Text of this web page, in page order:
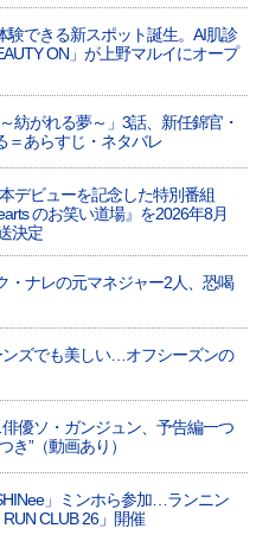
験できる新スポット誕生。AI肌診
ON」が上野マルイにオープ
がれる夢～」3話、新任錦官・
＝あらすじ・ネタバレ
デビューを記念した特別番組
のお笑い道場』を2026年8月
決定
・ナレの元マネジャー2人、恐喝
ズでも美しい…オフシーズンの
優ソ・ガンジュン、予告編一つ
”（動画あり）
」ミンホら参加…ランニン
CLUB 26」開催